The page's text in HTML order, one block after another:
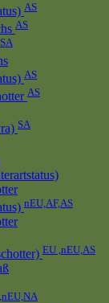
AS
AS
SA
AS
AS
SA
nEU,AF,AS
EU ,nEU,AS